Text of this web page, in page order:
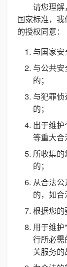
请您理
国家标准，
的授权同意：
与国家安
与公共
的；
与犯罪
的；
出于维
等重大合
所收集
的；
从合法
的，如合
根据您的
用于维
行所必
关服务的